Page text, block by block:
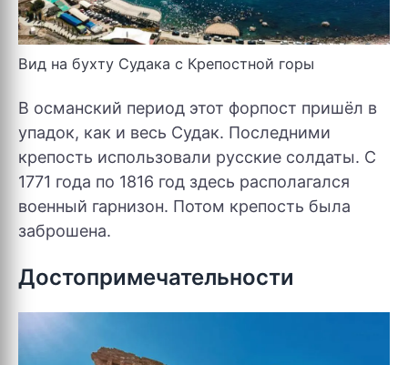
Вид на бухту Судака с Крепостной горы
В османский период этот форпост пришёл в
упадок, как и весь Судак. Последними
крепость использовали русские солдаты. С
1771 года по 1816 год здесь располагался
военный гарнизон. Потом крепость была
заброшена.
Достопримечательности